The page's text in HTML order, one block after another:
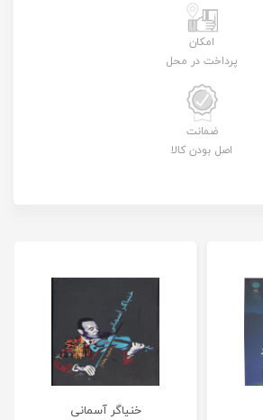
امکان
پرداخت در محل
ضمانت
اصل بودن کالا
خنیاگر آسمانی